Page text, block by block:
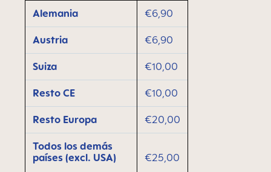
Alemania €6,90
Austria €6,90
Suiza €10,00
Resto CE €10,00
Resto Europa €20,00
Todos los demás
países (excl. USA)
€25,00